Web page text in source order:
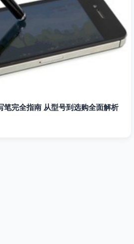
笔完全指南 从型号到选购全面解析